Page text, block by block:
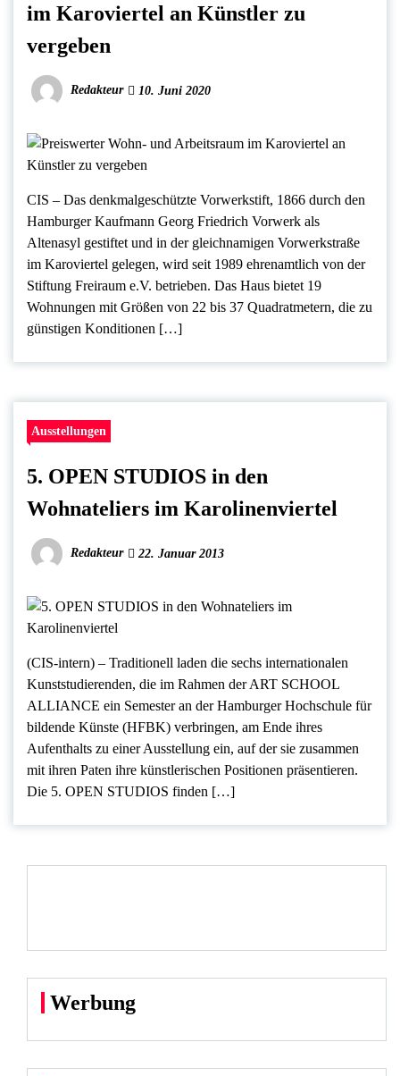
im Karoviertel an Künstler zu
vergeben
Redakteur 10. Juni 2020
CIS – Das denkmalgeschützte Vorwerkstift, 1866 durch den
Hamburger Kaufmann Georg Friedrich Vorwerk als
Altenasyl gestiftet und in der gleichnamigen Vorwerkstraße
im Karoviertel gelegen, wird seit 1989 ehrenamtlich von der
Stiftung Freiraum e.V. betrieben. Das Haus bietet 19
Wohnungen mit Größen von 22 bis 37 Quadratmetern, die zu
günstigen Konditionen […]
Ausstellungen
5. OPEN STUDIOS in den
Wohnateliers im Karolinenviertel
Redakteur 22. Januar 2013
(CIS-intern) – Traditionell laden die sechs internationalen
Kunststudierenden, die im Rahmen der ART SCHOOL
ALLIANCE ein Semester an der Hamburger Hochschule für
bildende Künste (HFBK) verbringen, am Ende ihres
Aufenthalts zu einer Ausstellung ein, auf der sie zusammen
mit ihren Paten ihre künstlerischen Positionen präsentieren.
Die 5. OPEN STUDIOS finden […]
Werbung